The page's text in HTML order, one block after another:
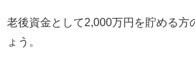
老後資金として2,000万円を貯める方
ょう。